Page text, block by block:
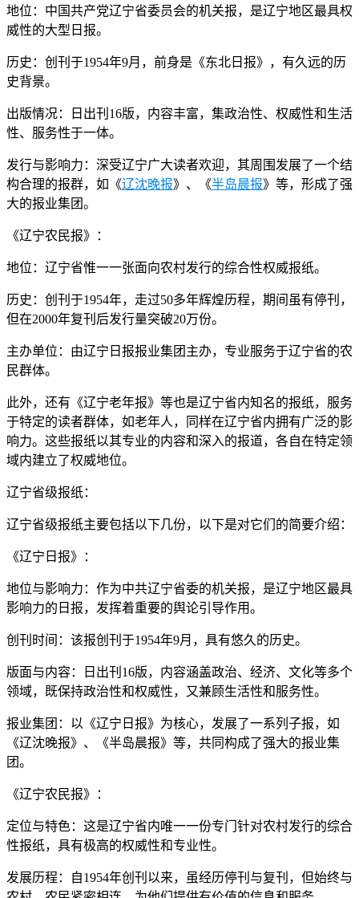
地位：中国共产党辽宁省委员会的机关报，是辽宁地区最具权
威性的大型日报。
历史：创刊于1954年9月，前身是《东北日报》，有久远的历
史背景。
出版情况：日出刊16版，内容丰富，集政治性、权威性和生活
性、服务性于一体。
发行与影响力：深受辽宁广大读者欢迎，其周围发展了一个结
构合理的报群，如《辽沈晚报》、《半岛晨报》等，形成了强
大的报业集团。
《辽宁农民报》：
地位：辽宁省惟一一张面向农村发行的综合性权威报纸。
历史：创刊于1954年，走过50多年辉煌历程，期间虽有停刊，
但在2000年复刊后发行量突破20万份。
主办单位：由辽宁日报报业集团主办，专业服务于辽宁省的农
民群体。
此外，还有《辽宁老年报》等也是辽宁省内知名的报纸，服务
于特定的读者群体，如老年人，同样在辽宁省内拥有广泛的影
响力。这些报纸以其专业的内容和深入的报道，各自在特定领
域内建立了权威地位。
辽宁省级报纸：
辽宁省级报纸主要包括以下几份，以下是对它们的简要介绍：
《辽宁日报》：
地位与影响力：作为中共辽宁省委的机关报，是辽宁地区最具
影响力的日报，发挥着重要的舆论引导作用。
创刊时间：该报创刊于1954年9月，具有悠久的历史。
版面与内容：日出刊16版，内容涵盖政治、经济、文化等多个
领域，既保持政治性和权威性，又兼顾生活性和服务性。
报业集团：以《辽宁日报》为核心，发展了一系列子报，如
《辽沈晚报》、《半岛晨报》等，共同构成了强大的报业集
团。
《辽宁农民报》：
定位与特色：这是辽宁省内唯一一份专门针对农村发行的综合
性报纸，具有极高的权威性和专业性。
发展历程：自1954年创刊以来，虽经历停刊与复刊，但始终与